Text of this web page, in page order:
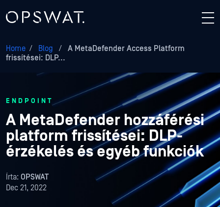
Home / Blog /
A MetaDefender Access Platform
frissítései: DLP...
ENDPOINT
A MetaDefender hozzáférési
platform frissítései: DLP-
érzékelés és egyéb funkciók
Írta: OPSWAT
Dec 21, 2022